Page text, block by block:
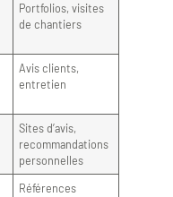
Portfolios, visites
de chantiers
Avis clients,
entretien
Sites d’avis,
recommandations
personnelles
Références